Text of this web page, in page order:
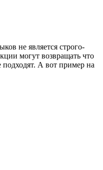
не является строго-
могут возвращать что
А вот пример на